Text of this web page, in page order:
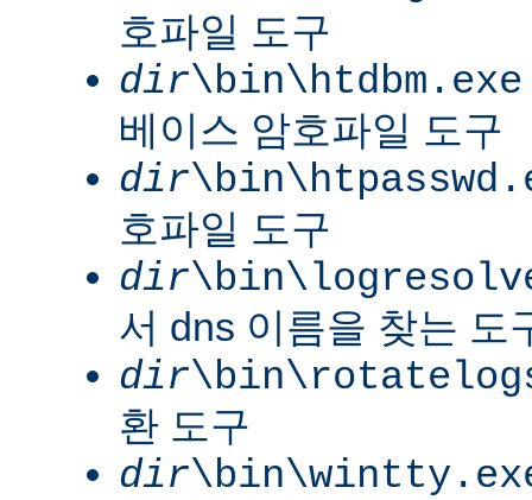
호파일 도구
dir\bin\htdbm.exe
베이스 암호파일 도구
dir
호파일 도구
dir
서 dns 이름을 찾는 도
dir
환 도구
dir